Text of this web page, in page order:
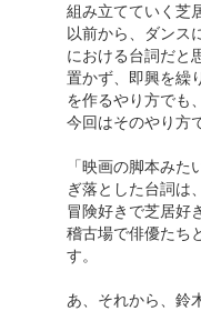
組み立てていく芝
以前から、ダンス
における台詞だと
置かず、即興を繰
を作るやり方でも
今回はそのやり方
「映画の脚本み
ぎ落とした台詞は
冒険好きで芝居好
稽古場で俳優たち
す。
あ、それから、鈴